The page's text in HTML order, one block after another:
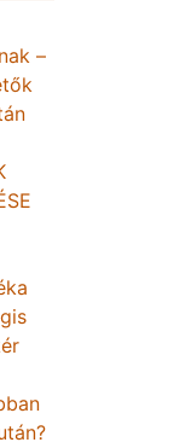
–